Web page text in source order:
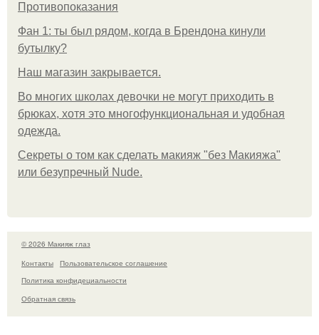
Противопоказания
Фан 1: ты был рядом, когда в Брендона кинули
бутылку?
Нaш магaзин зaкрывaeтся.
Во многих школах девочки не могут приходить в
брюках, хотя это многофункциональная и удобная
одежда.
Секреты о том как сделать макияж "без Макияжа"
или безупречный Nude.
© 2026 Макияж глаз
Контакты
Пользовательское соглашение
Политика конфидециальности
Обратная связь